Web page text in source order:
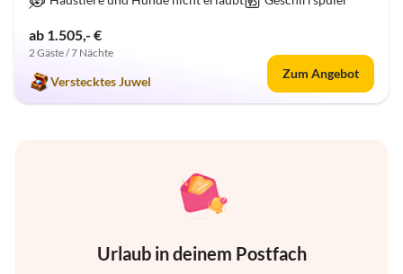
ab 1.505,- €
2 Gäste / 7 Nächte
Verstecktes Juwel
Zum Angebot
Urlaub in deinem Postfach